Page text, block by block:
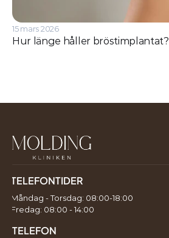
15 mars 2026
Hur länge håller bröstimplantat?
TELEFONTIDER
Måndag - Torsdag: 08:00-18:00
Fredag: 08:00 - 14:00
TELEFON